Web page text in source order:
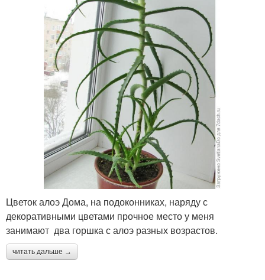
Цветок алоэ Дома, на подоконниках, наряду с
декоративными цветами прочное место у меня
занимают два горшка с алоэ разных возрастов.
читать дальше →